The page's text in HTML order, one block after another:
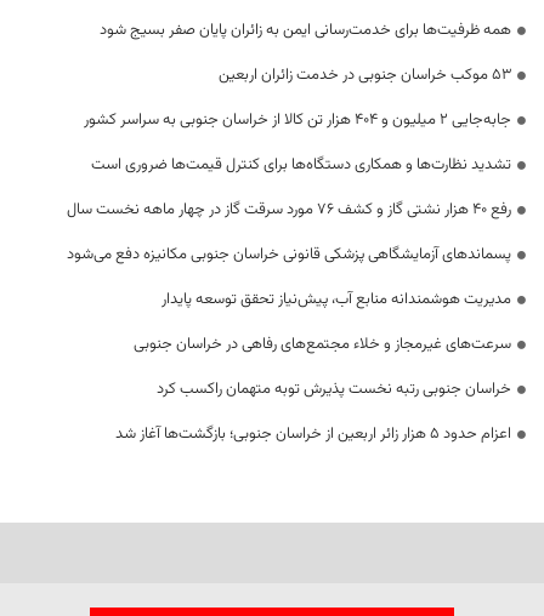
همه ظرفیت‌ها برای خدمت‌رسانی ایمن به زائران پایان صفر بسیج شود
53 موکب خراسان جنوبی در خدمت زائران اربعین
جابه‌جایی 2 میلیون و 404 هزار تن کالا از خراسان جنوبی به سراسر کشور
تشدید نظارت‌ها و همکاری دستگاه‌ها برای کنترل قیمت‌ها ضروری است
رفع 40 هزار نشتی گاز و کشف 76 مورد سرقت گاز در چهار ماهه نخست سال
پسماندهای آزمایشگاهی پزشکی قانونی خراسان جنوبی مکانیزه دفع می‌شود
مدیریت هوشمندانه منابع آب، پیش‌نیاز تحقق توسعه پایدار
سرعت‌های غیرمجاز و خلاء مجتمع‌های رفاهی در خراسان جنوبی
خراسان جنوبی رتبه نخست پذیرش توبه متهمان راکسب کرد
اعزام حدود 5 هزار زائر اربعین از خراسان جنوبی؛ بازگشت‌ها آغاز شد